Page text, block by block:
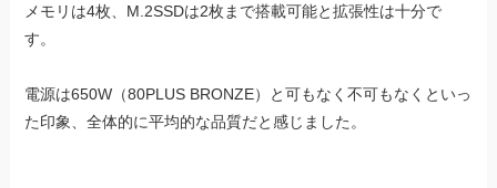
メモリは4枚、M.2SSDは2枚まで搭載可能と拡張性は十分で
す。
電源は650W（80PLUS BRONZE）と可もなく不可もなくといっ
た印象、全体的に平均的な品質だと感じました。